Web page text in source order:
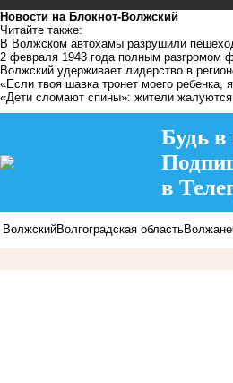
Новости на Блoкнoт-Волжский
Читайте также:
В Волжском автохамы разрушили
2 февраля 1943 года полным разгромом
Волжский удерживает лидерство в
«Если твоя шавка тронет моего
«Дети сломают спины»: жители
Будь в
в
ВолжскийВолгоградская областьВолжане